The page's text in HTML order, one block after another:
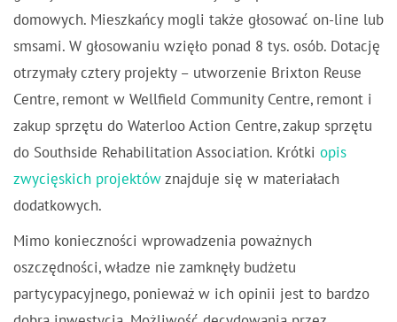
domowych. Mieszkańcy mogli także głosować on-line lub
smsami. W głosowaniu wzięło ponad 8 tys. osób. Dotację
otrzymały cztery projekty – utworzenie Brixton Reuse
Centre, remont w Wellfield Community Centre, remont i
zakup sprzętu do Waterloo Action Centre, zakup sprzętu
do Southside Rehabilitation Association. Krótki opis
zwycięskich projektów znajduje się w materiałach
dodatkowych.
Mimo konieczności wprowadzenia poważnych
oszczędności, władze nie zamknęły budżetu
partycypacyjnego, ponieważ w ich opinii jest to bardzo